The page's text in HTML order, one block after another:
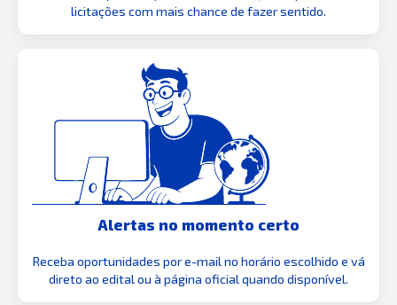
licitações com mais chance de fazer sentido.
Alertas no momento certo
Receba oportunidades por e-mail no horário escolhido e vá
direto ao edital ou à página oficial quando disponível.